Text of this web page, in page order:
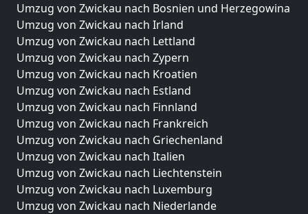
Umzug von Zwickau nach Bosnien und Herzegowina
Umzug von Zwickau nach Irland
Umzug von Zwickau nach Lettland
Umzug von Zwickau nach Zypern
Umzug von Zwickau nach Kroatien
Umzug von Zwickau nach Estland
Umzug von Zwickau nach Finnland
Umzug von Zwickau nach Frankreich
Umzug von Zwickau nach Griechenland
Umzug von Zwickau nach Italien
Umzug von Zwickau nach Liechtenstein
Umzug von Zwickau nach Luxemburg
Umzug von Zwickau nach Niederlande